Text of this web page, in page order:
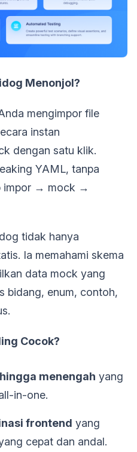
Menonjol?
mengimpor file
instan
dengan satu klik.
YAML, tanpa
impor → mock →
tidak hanya
Ia memahami skema
data mock yang
bidang, enum, contoh,
Cocok?
menengah yang
in-one.
frontend yang
cepat dan andal.